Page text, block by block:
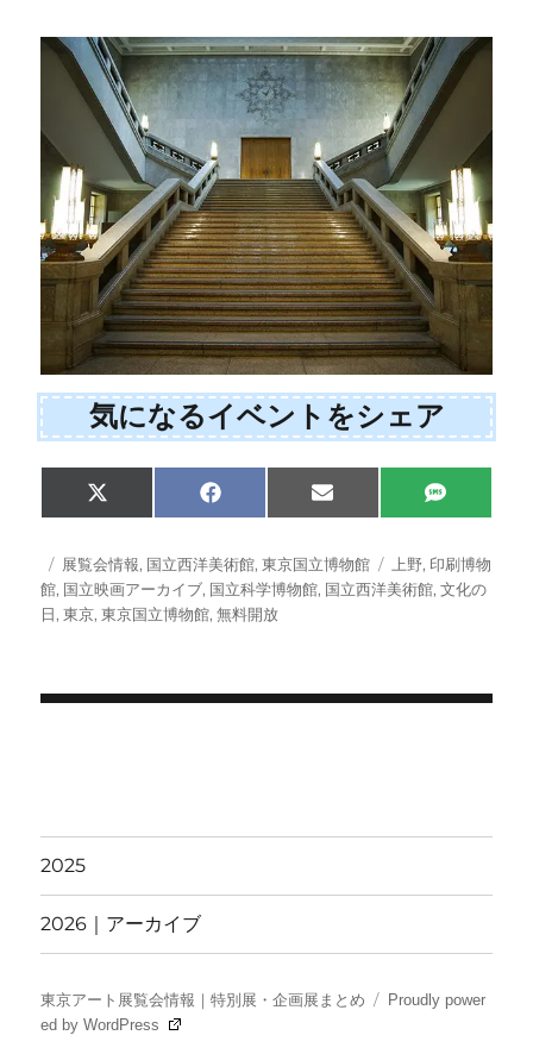
気になるイベントをシェア
Share
on
X
(
w
i
t
t
Share
on
F
a
e
b
o
o
Share
on
E
m
i
l
Share
on
S
M
投
稿
日:
カ
テ
ゴ
展覧会情報, 国立西洋美術館,東京国立博物館
タ
グ
上野, 印刷博物
館, 国立映画アーカイブ, 国立科学博物館, 国立西洋美術館,文化の
日,東京,東京国立博物館,無料開放
ナ
ビ
ゲ
ー
シ
2025
2026｜アーカイブ
東京アート展覧会情報｜特別展・企画展まとめ
Proudly power
ed by WordPress